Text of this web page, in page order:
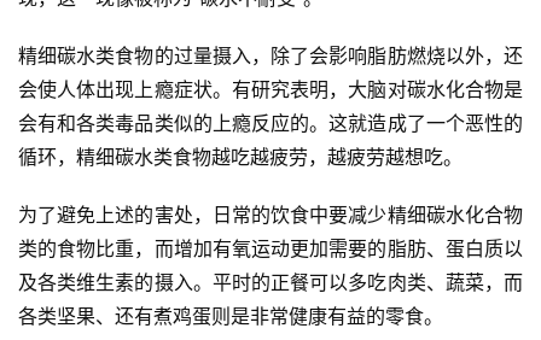
精细碳水类食物的过量摄入，除了会影响脂肪燃烧以外，还
会使人体出现上瘾症状。有研究表明，大脑对碳水化合物是
会有和各类毒品类似的上瘾反应的。这就造成了一个恶性的
循环，精细碳水类食物越吃越疲劳，越疲劳越想吃。
为了避免上述的害处，日常的饮食中要减少精细碳水化合物
类的食物比重，而增加有氧运动更加需要的脂肪、蛋白质以
及各类维生素的摄入。平时的正餐可以多吃肉类、蔬菜，而
各类坚果、还有煮鸡蛋则是非常健康有益的零食。